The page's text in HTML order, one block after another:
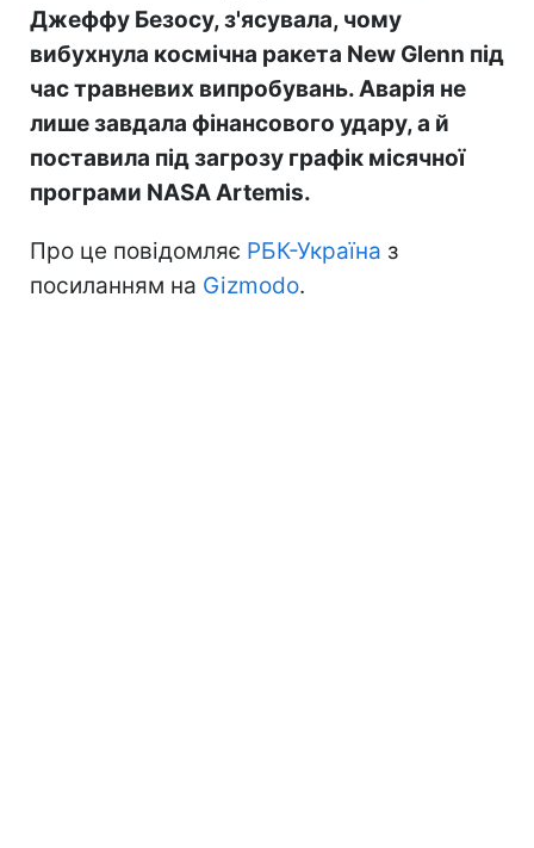
Джеффу Безосу, з'ясувала, чому
вибухнула космічна ракета New Glenn під
час травневих випробувань. Аварія не
лише завдала фінансового удару, а й
поставила під загрозу графік місячної
програми NASA Artemis.
Про це повідомляє РБК-Україна з
посиланням на Gizmodo.